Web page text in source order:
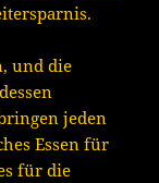
und die
jeden
Essen für
für die